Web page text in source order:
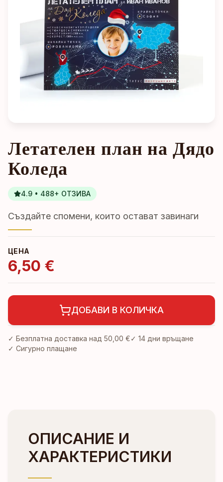
Летателен план на Дядо
Коледа
4.9 • 488+ ОТЗИВА
Създайте спомени, които остават завинаги
ЦЕНА
6,50 €
ДОБАВИ В КОЛИЧКА
✓ Безплатна доставка над 50,00 €✓ 14 дни връщане
✓ Сигурно плащане
ОПИСАНИЕ И
ХАРАКТЕРИСТИКИ